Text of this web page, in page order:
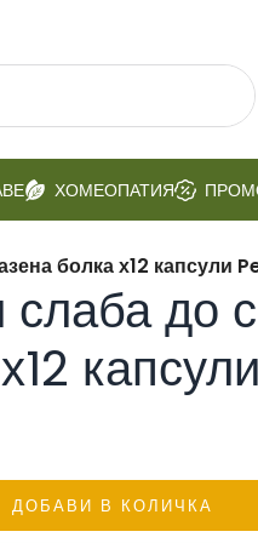
ХОМЕОПАТИЯ
болка х12 капсули
до
ДОБАВИ В КОЛИЧКА